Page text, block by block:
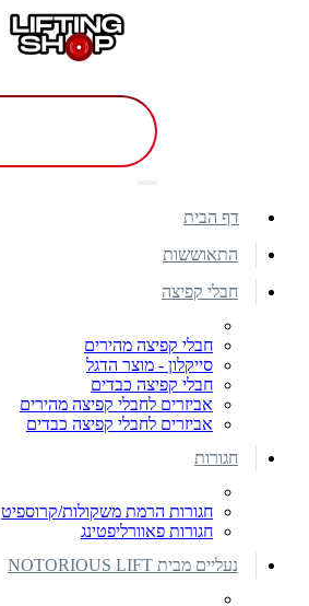
דף הבית
התאוששות
חבלי קפיצה
חבלי קפיצה מהירים
סייקלון - מוצר הדגל
חבלי קפיצה כבדים
אביזרים לחבלי קפיצה מהירים
אביזרים לחבלי קפיצה כבדים
חגורות
חגורות הרמת משקולות/קרוספיט
חגורות פאוורליפטינג
נעליים מבית NOTORIOUS LIFT